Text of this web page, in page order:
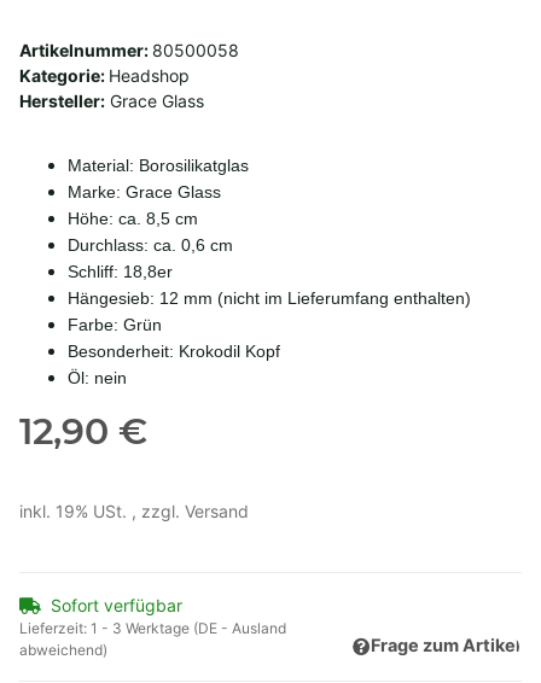
Artikelnummer: 80500058
Kategorie: Headshop
Hersteller: Grace Glass
Material: Borosilikatglas
Marke: Grace Glass
Höhe: ca. 8,5 cm
Durchlass: ca. 0,6 cm
Schliff: 18,8er
Hängesieb: 12 mm (nicht im Lieferumfang enthalten)
Farbe: Grün
Besonderheit: Krokodil Kopf
Öl: nein
12,90 €
inkl. 19% USt. , zzgl. Versand
Sofort verfügbar
Lieferzeit: 1 - 3 Werktage (DE - Ausland
abweichend)
Frage zum Artikel